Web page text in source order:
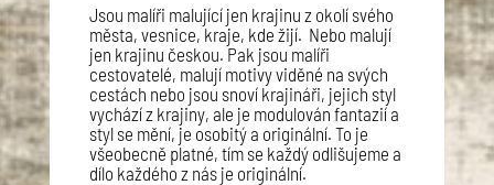
Jsou malíři malující jen krajinu z okolí svého
města, vesnice, kraje, kde žijí. Nebo malují
jen krajinu českou. Pak jsou malíři
cestovatelé, malují motivy viděné na svých
cestách nebo jsou snoví krajináři, jejich styl
vychází z krajiny, ale je modulován fantazií a
styl se mění, je osobitý a originální. To je
všeobecně platné, tím se každý odlišujeme a
dílo každého z nás je originální.